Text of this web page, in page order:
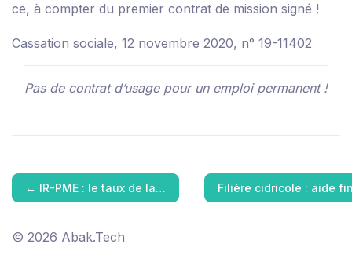
ce, à compter du premier contrat de mission signé !
Cassation sociale, 12 novembre 2020, n° 19-11402
Pas de contrat d’usage pour un emploi permanent !
← IR-PME : le taux de la… Filière cidricole : aide
© 2026 Abak.Tech